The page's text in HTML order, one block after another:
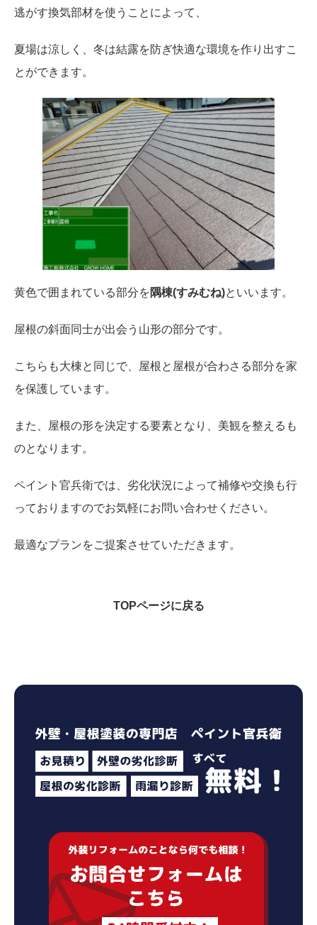
逃がす換気部材を使うことによって、
夏場は涼しく、冬は結露を防ぎ快適な環境を作り出すこ
とができます。
黄色で囲まれている部分を隅棟(すみむね)といいます。
屋根の斜面同士が出会う山形の部分です。
こちらも大棟と同じで、屋根と屋根が合わさる部分を家
を保護しています。
また、屋根の形を決定する要素となり、美観を整えるも
のとなります。
ペイント官兵衛では、劣化状況によって補修や交換も行
っておりますのでお気軽にお問い合わせください。
最適なプランをご提案させていただきます。
TOPページに戻る